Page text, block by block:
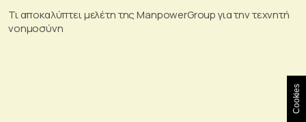
Τι αποκαλύπτει μελέτη της ManpowerGroup για την τεχνητή
νοημοσύνη
Cookies